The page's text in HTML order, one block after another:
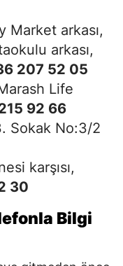
Market arkası,
arkası,
207 52 05
Life
92 66
Sokak No:3/2
karşısı,
30
Bilgi